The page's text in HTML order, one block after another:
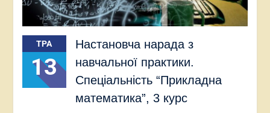
ТРА
13
Настановча нарада з
навчальної практики.
Спеціальність “Прикладна
математика”, 3 курс